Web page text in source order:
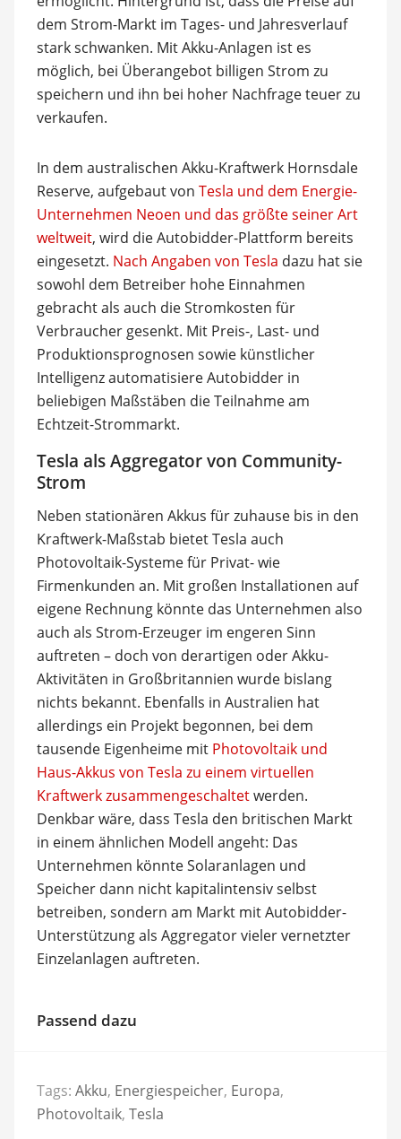
dem Strom-Markt im Tages- und Jahresverlauf
stark schwanken. Mit Akku-Anlagen ist es
möglich, bei Überangebot billigen Strom zu
speichern und ihn bei hoher Nachfrage teuer zu
verkaufen.
In dem australischen Akku-Kraftwerk Hornsdale
Reserve, aufgebaut von Tesla und dem Energie-
Unternehmen Neoen und das größte seiner Art
weltweit, wird die Autobidder-Plattform bereits
eingesetzt. Nach Angaben von Tesla dazu hat sie
sowohl dem Betreiber hohe Einnahmen
gebracht als auch die Stromkosten für
Verbraucher gesenkt. Mit Preis-, Last- und
Produktionsprognosen sowie künstlicher
Intelligenz automatisiere Autobidder in
beliebigen Maßstäben die Teilnahme am
Echtzeit-Strommarkt.
Tesla als Aggregator von Community-
Strom
Neben stationären Akkus für zuhause bis in den
Kraftwerk-Maßstab bietet Tesla auch
Photovoltaik-Systeme für Privat- wie
Firmenkunden an. Mit großen Installationen auf
eigene Rechnung könnte das Unternehmen also
auch als Strom-Erzeuger im engeren Sinn
auftreten – doch von derartigen oder Akku-
Aktivitäten in Großbritannien wurde bislang
nichts bekannt. Ebenfalls in Australien hat
allerdings ein Projekt begonnen, bei dem
tausende Eigenheime mit Photovoltaik und
Haus-Akkus von Tesla zu einem virtuellen
Kraftwerk zusammengeschaltetwerden.
Denkbar wäre, dass Tesla den britischen Markt
in einem ähnlichen Modell angeht: Das
Unternehmen könnte Solaranlagen und
Speicher dann nicht kapitalintensiv selbst
betreiben, sondern am Markt mit Autobidder-
Unterstützung als Aggregator vieler vernetzter
Einzelanlagen auftreten.
Passend dazu
Tags: Akku, Energiespeicher, Europa,
Photovoltaik, Tesla